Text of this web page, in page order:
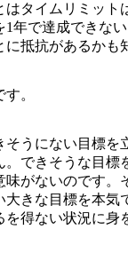
はタイムリミット
1年で達成できな
抵抗があるかも
。
そうにない目標を
できそうな目標
味がないのです。
大きな目標を本気
を得ない状況に身